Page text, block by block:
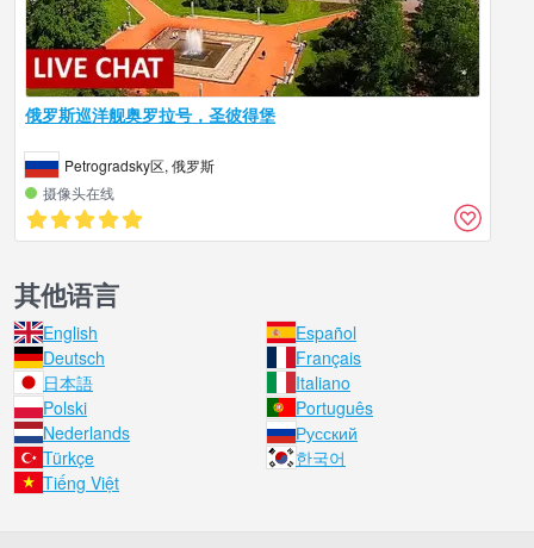
俄罗斯巡洋舰奥罗拉号，圣彼得堡
Petrogradsky区, 俄罗斯
摄像头在线
其他语言
English
Español
Deutsch
Français
日本語
Italiano
Polski
Português
Nederlands
Русский
Türkçe
한국어
Tiếng Việt